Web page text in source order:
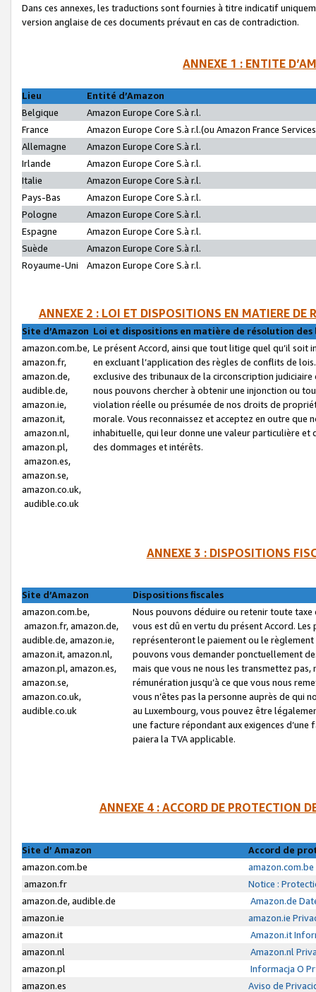
Dans ces annexes, les traductions sont fournies à titre indicatif
version anglaise de ces documents prévaut en cas de contradiction.
ANNEXE 1 : ENTITE
Lieu
Entité d’Amazon
Belgique
Amazon Europe Core S.à r.l.
France
Amazon Europe Core S.à r.l.(ou Amazon France
Allemagne
Amazon Europe Core S.à r.l.
Irlande
Amazon Europe Core S.à r.l.
Italie
Amazon Europe Core S.à r.l.
Pays-Bas
Amazon Europe Core S.à r.l.
Pologne
Amazon Europe Core S.à r.l.
Espagne
Amazon Europe Core S.à r.l.
Suède
Amazon Europe Core S.à r.l.
Royaume-Uni
Amazon Europe Core S.à r.l.
ANNEXE 2 : LOI ET DISPOSITIONS EN MATIERE DE
Site d’Amazon Loi et dispositions en matière de résolution
amazon.com.be,
amazon.fr,
amazon.de,
audible.de,
amazon.ie,
amazon.it,
amazon.nl,
amazon.pl,
amazon.es,
amazon.se,
amazon.co.uk,
audible.co.uk
Le présent Accord, ainsi que tout litige quel qu’il soit
en excluant l’application des règles de conflits de
exclusive des tribunaux de la circonscription
nous pouvons chercher à obtenir une injonction ou
violation réelle ou présumée de nos droits de
morale. Vous reconnaissez et acceptez en outre que
inhabituelle, qui leur donne une valeur particulière
des dommages et intérêts.
ANNEXE 3 : DISPOSITIONS
Site d’Amazon
Dispositions fiscales
amazon.com.be,
amazon.fr, amazon.de,
audible.de, amazon.ie,
amazon.it, amazon.nl,
amazon.pl, amazon.es,
amazon.se,
amazon.co.uk,
audible.co.uk
Nous pouvons déduire ou retenir toute
vous est dû en vertu du présent Accord.
représenteront le paiement ou le
pouvons vous demander ponctuellement
mais que vous ne nous les transmettez
rémunération jusqu’à ce que vous nous
vous n’êtes pas la personne auprès de qui
au Luxembourg, vous pouvez être
une facture répondant aux exigences
paiera la TVA applicable.
ANNEXE 4 : ACCORD DE PROTECTION
Site d’ Amazon
Accord de
amazon.com.be
amazon.fr
Notice :
amazon.de, audible.de
Amazon.de
amazon.ie
amazon.ie
amazon.it
Amazon.it
amazon.nl
Amazon.nl
amazon.pl
Informacja O
amazon.es
Aviso de